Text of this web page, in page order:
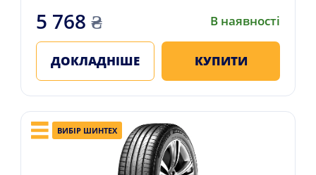
5 768 ₴ В наявності
ДОКЛАДНІШЕ КУПИТИ
ВИБІР ШИНТЕХ